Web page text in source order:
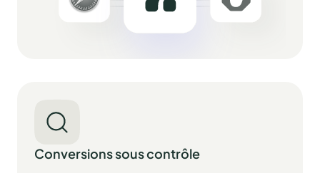
Conversions sous contrôle